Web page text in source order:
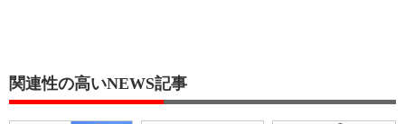
関連性の高いNEWS記事